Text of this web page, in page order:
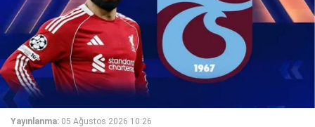
Yayınlanma: 05 Ağustos 2026 10:26